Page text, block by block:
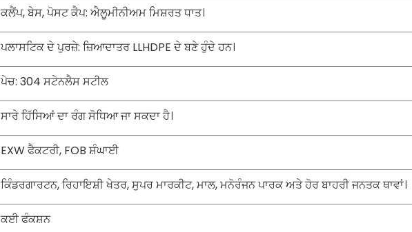
ਕਲੈਂਪ, ਬੇਸ, ਪੋਸਟ ਕੈਪ: ਐਲੂਮੀਨੀਅਮ ਮਿਸ਼ਰਤ ਧਾਤ।
ਪਲਾਸਟਿਕ ਦੇ ਪੁਰਜ਼ੇ: ਜ਼ਿਆਦਾਤਰ LLHDPE ਦੇ ਬਣੇ ਹੁੰਦੇ ਹਨ।
ਪੇਚ: 304 ਸਟੇਨਲੈਸ ਸਟੀਲ
ਸਾਰੇ ਹਿੱਸਿਆਂ ਦਾ ਰੰਗ ਸੋਧਿਆ ਜਾ ਸਕਦਾ ਹੈ।
EXW ਫੈਕਟਰੀ, FOB ਸ਼ੰਘਾਈ
ਕਿੰਡਰਗਾਰਟਨ, ਰਿਹਾਇਸ਼ੀ ਖੇਤਰ, ਸੁਪਰ ਮਾਰਕੀਟ, ਮਾਲ, ਮਨੋਰੰਜਨ ਪਾਰਕ ਅਤੇ ਹੋਰ ਬਾਹਰੀ ਜਨਤਕ ਥਾਵਾਂ।
ਕਈ ਫੰਕਸ਼ਨ